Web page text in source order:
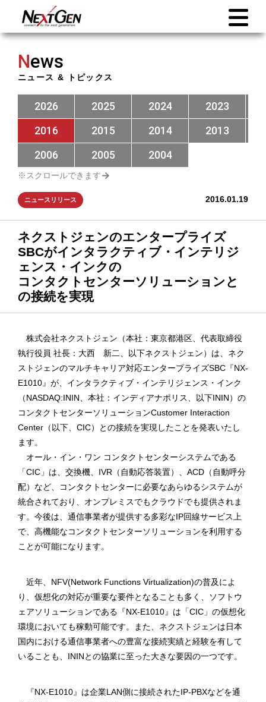
News
ニュース & トピックス
2026 2025 2024 2023
2016
2015 2014 2013
2006
2005 2004
ニュースリリース 2016.01.19
ネクストジェンのエンタープライズ
SBCがインタラクティブ・インテリジ
ェンス・インクの
コンタクトセンターソリューションと
の接続を実現
株式会社ネクストジェン（本社：東京都港区、代表取締役
執行役員 社長：大西 新二、以下ネクストジェン）は、ネク
ストジェンのマルチキャリア対応エンタープライズSBC『NX-
E1010』が、インタラクティブ・インテリジェンス・インク
（NASDAQ:ININ、本社：インディアナポリス、以下ININ）の
コンタクトセンターソリューションCustomer Interaction
Center（以下、CIC）との接続を実現したことを発表いたし
ます。
オール・イン・ワン コンタクトセンターシステムである
「CIC」は、交換機、IVR（自動応答装置）、ACD（自動呼分
配）など、コンタクトセンターに必要なあらゆるシステムが
統合されており、オンプレミスでもクラウドでも提供されま
す。今後は、通信事業者が提供する多彩なIP回線サービス上
で、高機能なコンタクトセンターソリューションを利用する
ことが可能になります。
近年、NFV(Network Functions Virtualization)の普及によ
り、仮想化の対応が重要な要件となることも多く、ソフトウ
ェアソリューションである『NX-E1010』は「CIC」の仮想化
環境においても稼動可能です。また、ネクストジェンは日本
国内における通信事業者への豊富な接続実績と経験を有して
いることも、ININとの協業に至った大きな要因の一つです。
『NX-E1010』は企業LAN側に接続されたIP-PBXなどを通